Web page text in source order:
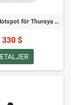
Thuraya XT Hotspot för Thuraya XT, XT-PRO, XT-PRO DUAL
330 $